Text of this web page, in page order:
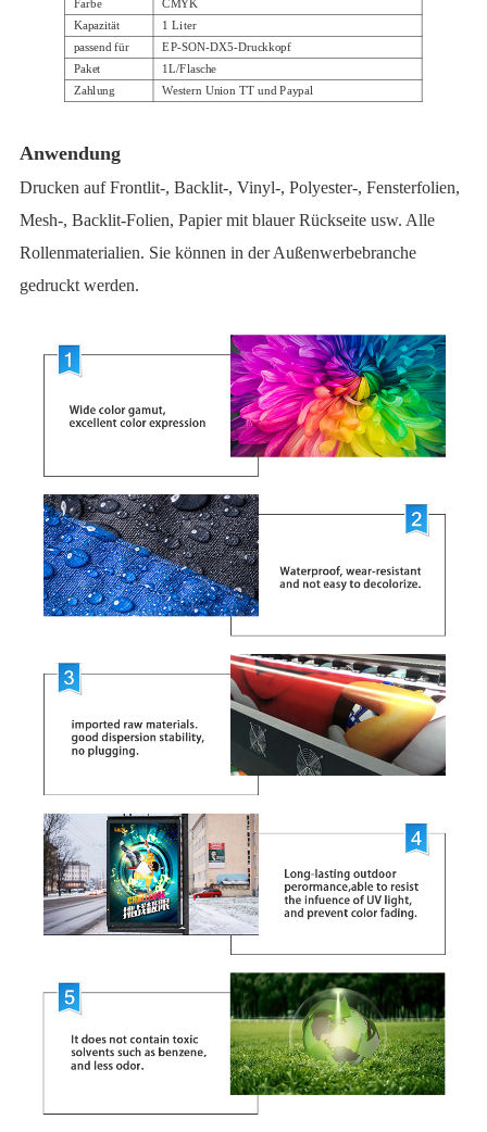
Kapazität
1 Liter
passend für
EP-SON-DX5-Druckkopf
Paket
1L/Flasche
Zahlung
Western Union TT und Paypal
Anwendung
Drucken auf Frontlit-, Backlit-, Vinyl-, Polyester-, Fensterfolien,
Mesh-, Backlit-Folien, Papier mit blauer Rückseite usw. Alle
Rollenmaterialien. Sie können in der Außenwerbebranche
gedruckt werden.